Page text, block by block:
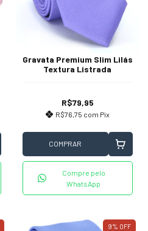
Gravata Premium Slim Lilás
Textura Listrada
R$79,95
R$76,75 com Pix
COMPRAR
Compre pelo
WhatsApp
9% OFF